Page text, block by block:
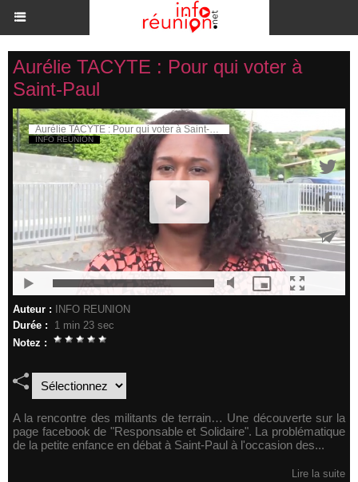
Aurélie TACYTE : Pour qui voter à
Saint-Paul
Auteur :
INFO REUNION
Durée :
1 min 23 sec
Notez :
A la rencontre des militants de terrain… Une découverte sur la
page facebook de "Responsable et Solidaire". La problématique
de la petite enfance en débat à Saint-Paul à l'occasion des...
Lire la suite